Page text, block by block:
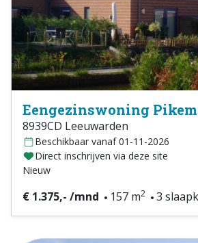
Eengezinswoning
8939CD Leeuwarden
Beschikbaar vanaf 01-11-2026
Direct inschrijven via deze site
Nieuw
€ 1.375,- /mnd 157 m2 3